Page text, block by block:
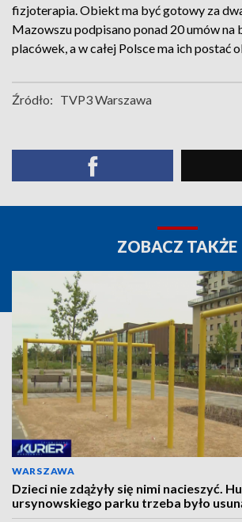
fizjoterapia. Obiekt ma być gotowy za
Mazowszu podpisano ponad 20 umów na
placówek, a w całej Polsce ma ich postać
Źródło: TVP3 Warszawa
ZOBACZ TAKŻE
WARSZAWA
Dzieci nie zdążyły się nimi nacieszyć.
ursynowskiego parku trzeba było